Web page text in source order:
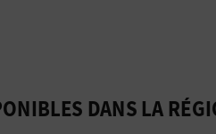
DANS LA